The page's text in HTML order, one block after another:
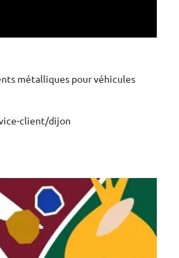
métalliques pour véhicules
client/dijon